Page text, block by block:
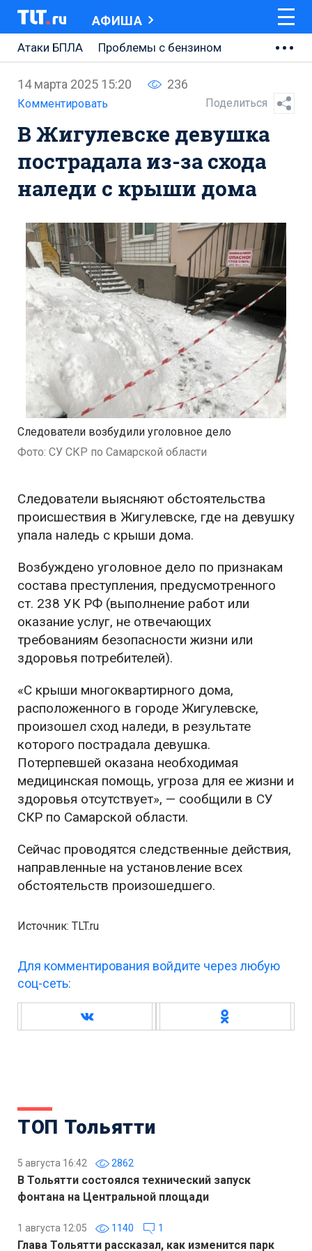
АФИША
Атаки БПЛА
Проблемы с бензином
Ремонт Центральной площади
Ремонт Обводного шоссе
Набережная Тольятти
Неделя Тольятти
14 марта 2025 15:20 236
Комментировать Поделиться
В Жигулевске девушка
пострадала из-за схода
наледи с крыши дома
Следователи возбудили уголовное дело
Фото: СУ СКР по Самарской области
Следователи выясняют обстоятельства
происшествия в Жигулевске, где на девушку
упала наледь с крыши дома.
Возбуждено уголовное дело по признакам
состава преступления, предусмотренного
ст. 238 УК РФ (выполнение работ или
оказание услуг, не отвечающих
требованиям безопасности жизни или
здоровья потребителей).
«С крыши многоквартирного дома,
расположенного в городе Жигулевске,
произошел сход наледи, в результате
которого пострадала девушка.
Потерпевшей оказана необходимая
медицинская помощь, угроза для ее жизни и
здоровья отсутствует», — сообщили в СУ
СКР по Самарской области.
Сейчас проводятся следственные действия,
направленные на установление всех
обстоятельств произошедшего.
Источник: TLT.ru
Для комментирования войдите через любую
соц-сеть:
ТОП Тольятти
5 августа 16:42 2862
В Тольятти состоялся технический запуск
фонтана на Центральной площади
1 августа 12:05 1140 1
Глава Тольятти рассказал, как изменится парк